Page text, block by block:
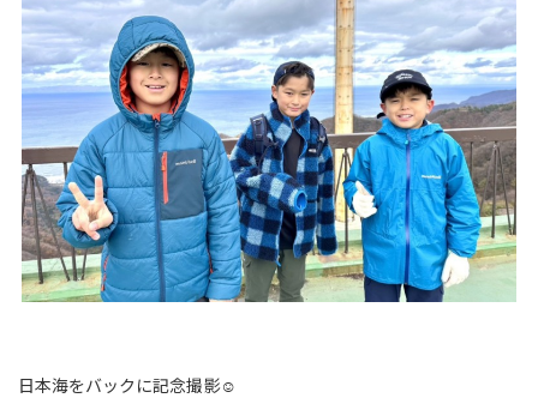
日本海をバックに記念撮影☺